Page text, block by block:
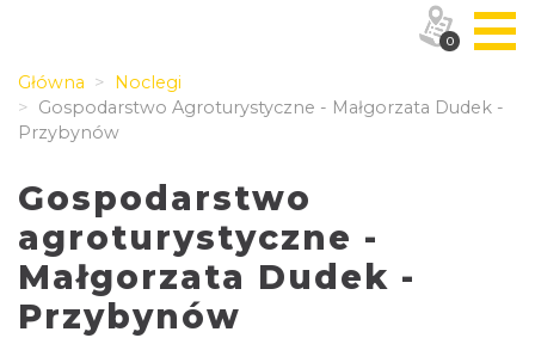
Główna
Noclegi
Gospodarstwo Agroturystyczne - Małgorzata Dudek -
Przybynów
Gospodarstwo
agroturystyczne -
Małgorzata Dudek -
Przybynów
0